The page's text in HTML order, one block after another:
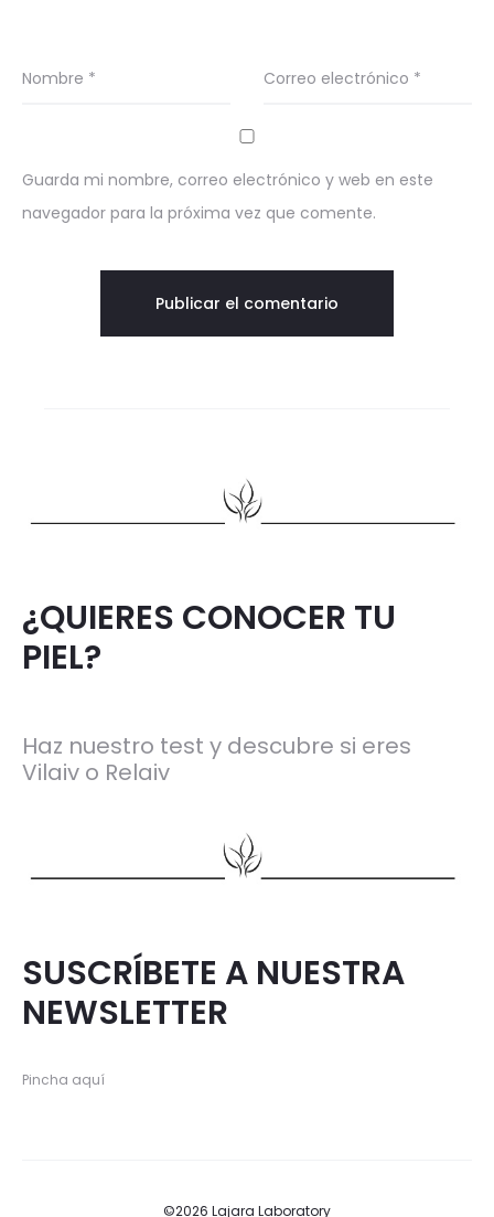
Nombre * Correo electrónico *
Guarda mi nombre, correo electrónico y web en este
navegador para la próxima vez que comente.
¿QUIERES CONOCER TU
PIEL?
Haz nuestro test y descubre si eres
Vilaiv o Relaiv
SUSCRÍBETE A NUESTRA
NEWSLETTER
Pincha aquí
©2026 Lajara Laboratory